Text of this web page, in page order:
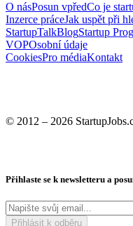
O násPosun vpředCo je
Inzerce práceJak uspět při
StartupTalkBlogStartup
VOPOsobní údaje
CookiesPro médiaKontakt
© 2012 – 2026
Přihlaste se k newsletteru a
Přihlásit k odběru